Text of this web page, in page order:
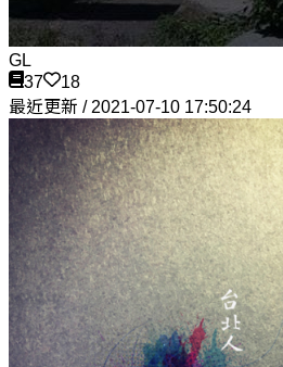
GL
37
18
最近更新 / 2021-07-10 17:50:24